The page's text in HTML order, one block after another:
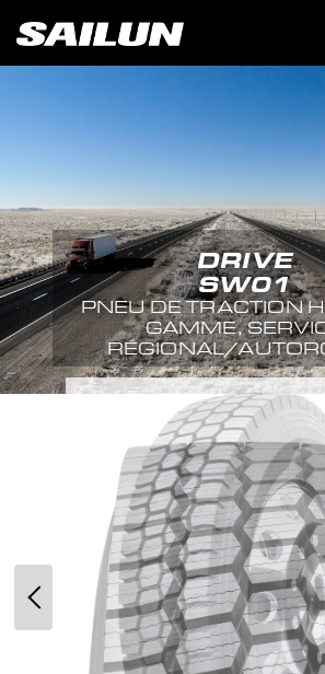
DRIVE
SW01
PNEU DE TRACTION
GAMME,
RÉGIONAL/